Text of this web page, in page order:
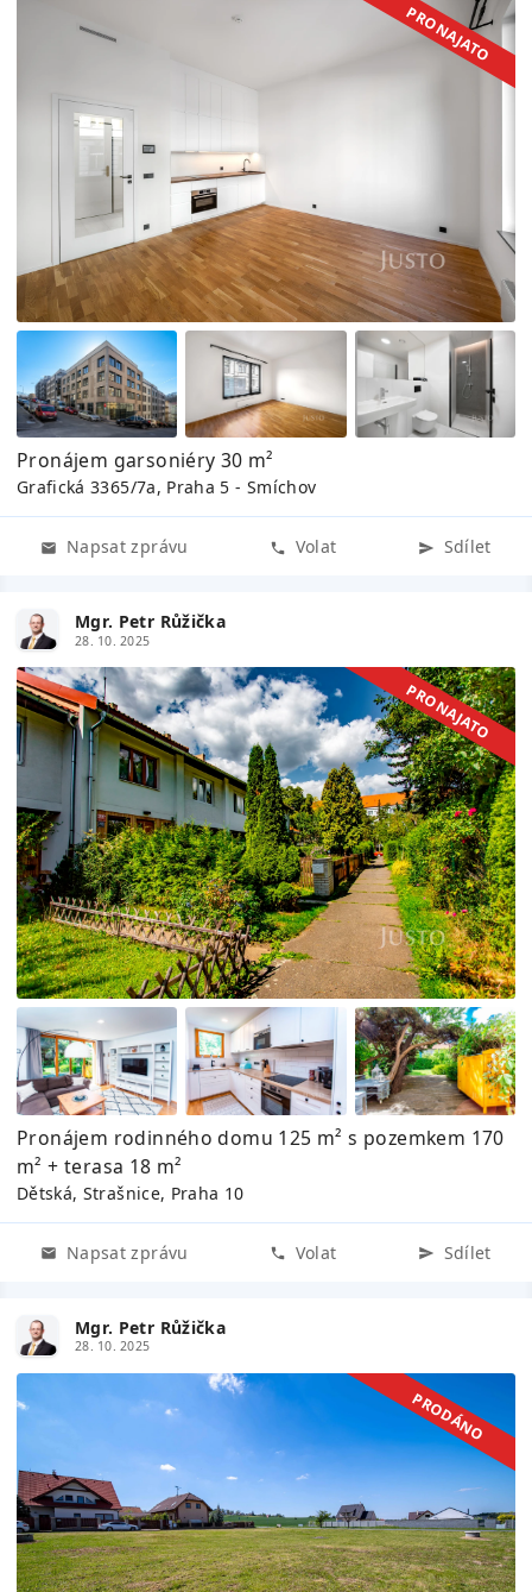
PRONAJATO
Pronájem garsoniéry 30 m²
Grafická 3365/7a, Praha 5 - Smíchov
Napsat zprávu Volat Sdílet
Mgr. Petr Růžička
28. 10. 2025
PRONAJATO
Pronájem rodinného domu 125 m² s pozemkem 170
m² + terasa 18 m²
Dětská, Strašnice, Praha 10
Napsat zprávu Volat Sdílet
Mgr. Petr Růžička
28. 10. 2025
PRODÁNO